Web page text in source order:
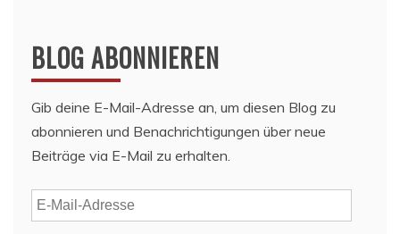
BLOG ABONNIEREN
Gib deine E-Mail-Adresse an, um diesen Blog zu
abonnieren und Benachrichtigungen über neue
Beiträge via E-Mail zu erhalten.
E-
Mail-